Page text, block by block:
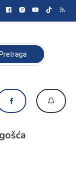
Pretraga: